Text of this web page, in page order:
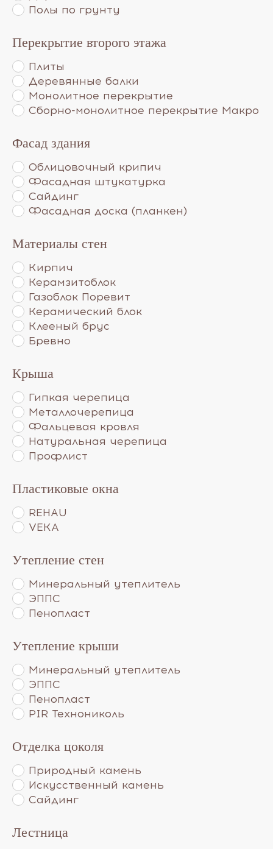
Полы по грунту
Перекрытие второго этажа
Плиты
Деревянные балки
Монолитное перекрытие
Сборно-монолитное перекрытие Макро
Фасад здания
Облицовочный крипич
Фасадная штукатурка
Сайдинг
Фасадная доска (планкен)
Материалы стен
Кирпич
Керамзитоблок
Газоблок Поревит
Керамический блок
Клееный брус
Бревно
Крыша
Гипкая черепица
Металлочерепица
Фальцевая кровля
Натуральная черепица
Профлист
Пластиковые окна
REHAU
VEKA
Утепление стен
Минеральный утеплитель
ЭППС
Пенопласт
Утепление крыши
Минеральный утеплитель
ЭППС
Пенопласт
PIR Технониколь
Отделка цоколя
Природный камень
Искусственный камень
Сайдинг
Лестница